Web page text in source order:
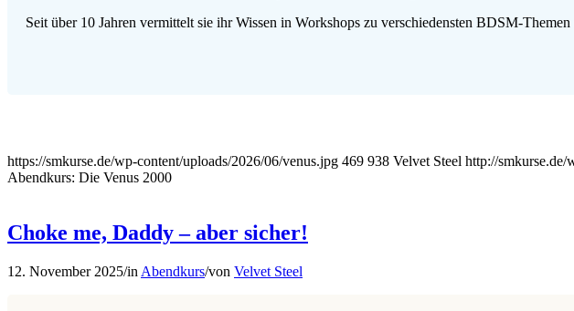
Seit über 10 Jahren vermittelt sie ihr Wissen in Workshops zu verschiedensten BDSM-
https://smkurse.de/wp-content/uploads/2026/06/venus.jpg 469 938 Velvet Steel http://smkurse.de/
Abendkurs: Die Venus 2000
Choke me, Daddy – aber sicher!
12. November 2025/in Abendkurs/von Velvet Steel